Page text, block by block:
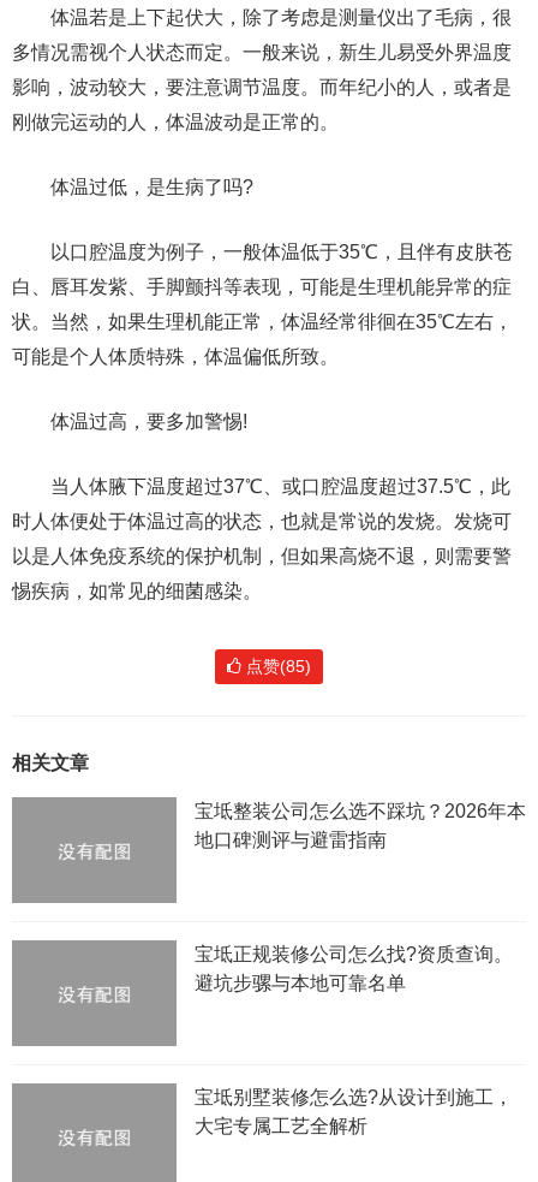
体温若是上下起伏大，除了考虑是测量仪出了毛病，很
多情况需视个人状态而定。一般来说，新生儿易受外界温度
影响，波动较大，要注意调节温度。而年纪小的人，或者是
刚做完运动的人，体温波动是正常的。
体温过低，是生病了吗?
以口腔温度为例子，一般体温低于35℃，且伴有皮肤苍
白、唇耳发紫、手脚颤抖等表现，可能是生理机能异常的症
状。当然，如果生理机能正常，体温经常徘徊在35℃左右，
可能是个人体质特殊，体温偏低所致。
体温过高，要多加警惕!
当人体腋下温度超过37℃、或口腔温度超过37.5℃，此
时人体便处于体温过高的状态，也就是常说的发烧。发烧可
以是人体免疫系统的保护机制，但如果高烧不退，则需要警
惕疾病，如常见的细菌感染。
点赞(85)
相关文章
宝坻整装公司怎么选不踩坑？2026年本
地口碑测评与避雷指南
宝坻正规装修公司怎么找?资质查询。
避坑步骡与本地可靠名单
宝坻别墅装修怎么选?从设计到施工，
大宅专属工艺全解析